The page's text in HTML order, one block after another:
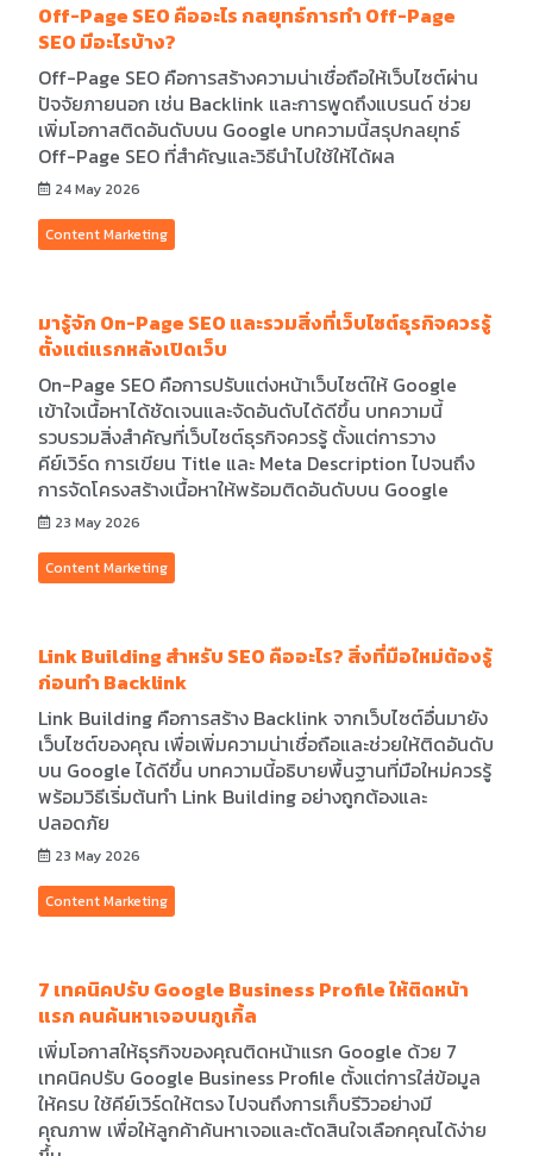
Off-Page SEO คืออะไร กลยุทธ์การทํา Off-Page
SEO มีอะไรบ้าง?
Off-Page SEO คือการสร้างความน่าเชื่อถือให้เว็บไซต์ผ่าน
ปัจจัยภายนอก เช่น Backlink และการพูดถึงแบรนด์ ช่วย
เพิ่มโอกาสติดอันดับบน Google บทความนี้สรุปกลยุทธ์
Off-Page SEO ที่สำคัญและวิธีนำไปใช้ให้ได้ผล
24 May 2026
Content Marketing
มารู้จัก On-Page SEO และรวมสิ่งที่เว็บไซต์ธุรกิจควรรู้
ตั้งแต่แรกหลังเปิดเว็บ
On-Page SEO คือการปรับแต่งหน้าเว็บไซต์ให้ Google
เข้าใจเนื้อหาได้ชัดเจนและจัดอันดับได้ดีขึ้น บทความนี้
รวบรวมสิ่งสำคัญที่เว็บไซต์ธุรกิจควรรู้ ตั้งแต่การวาง
คีย์เวิร์ด การเขียน Title และ Meta Description ไปจนถึง
การจัดโครงสร้างเนื้อหาให้พร้อมติดอันดับบน Google
23 May 2026
Content Marketing
Link Building สำหรับ SEO คืออะไร? สิ่งที่มือใหม่ต้องรู้
ก่อนทำ Backlink
Link Building คือการสร้าง Backlink จากเว็บไซต์อื่นมายัง
เว็บไซต์ของคุณ เพื่อเพิ่มความน่าเชื่อถือและช่วยให้ติดอันดับ
บน Google ได้ดีขึ้น บทความนี้อธิบายพื้นฐานที่มือใหม่ควรรู้
พร้อมวิธีเริ่มต้นทำ Link Building อย่างถูกต้องและ
ปลอดภัย
23 May 2026
Content Marketing
7 เทคนิคปรับ Google Business Profile ให้ติดหน้า
แรก คนค้นหาเจอบนกูเกิ้ล
เพิ่มโอกาสให้ธุรกิจของคุณติดหน้าแรก Google ด้วย 7
เทคนิคปรับ Google Business Profile ตั้งแต่การใส่ข้อมูล
ให้ครบ ใช้คีย์เวิร์ดให้ตรง ไปจนถึงการเก็บรีวิวอย่างมี
คุณภาพ เพื่อให้ลูกค้าค้นหาเจอและตัดสินใจเลือกคุณได้ง่าย